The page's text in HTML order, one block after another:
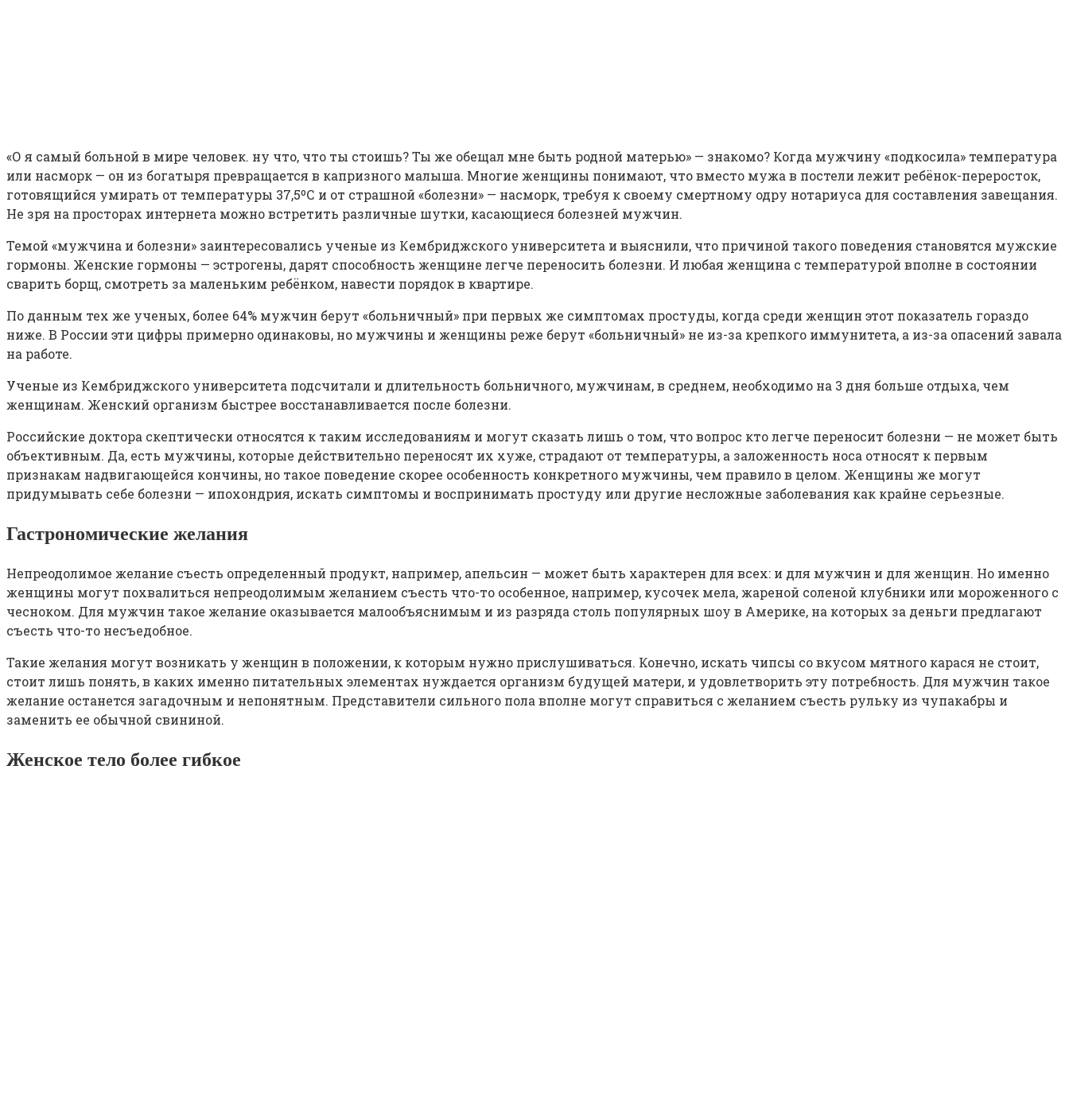
«О я самый больной в мире человек. ну что, что ты стоишь? Ты же обещал мне быть родной матерью» — знакомо? Когда мужчину «подкосила» температура
или насморк — он из богатыря превращается в капризного малыша. Многие женщины понимают, что вместо мужа в постели лежит ребёнок-переросток,
готовящийся умирать от температуры 37,5ºС и от страшной «болезни» — насморк, требуя к своему смертному одру нотариуса для составления завещания.
Не зря на просторах интернета можно встретить различные шутки, касающиеся болезней мужчин.
Темой «мужчина и болезни» заинтересовались ученые из Кембриджского университета и выяснили, что причиной такого поведения становятся мужские
гормоны. Женские гормоны — эстрогены, дарят способность женщине легче переносить болезни. И любая женщина с температурой вполне в состоянии
сварить борщ, смотреть за маленьким ребёнком, навести порядок в квартире.
По данным тех же ученых, более 64% мужчин берут «больничный» при первых же симптомах простуды, когда среди женщин этот показатель гораздо
ниже. В России эти цифры примерно одинаковы, но мужчины и женщины реже берут «больничный» не из-за крепкого иммунитета, а из-за опасений завала
на работе.
Ученые из Кембриджского университета подсчитали и длительность больничного, мужчинам, в среднем, необходимо на 3 дня больше отдыха, чем
женщинам. Женский организм быстрее восстанавливается после болезни.
Российские доктора скептически относятся к таким исследованиям и могут сказать лишь о том, что вопрос кто легче переносит болезни — не может быть
объективным. Да, есть мужчины, которые действительно переносят их хуже, страдают от температуры, а заложенность носа относят к первым
признакам надвигающейся кончины, но такое поведение скорее особенность конкретного мужчины, чем правило в целом. Женщины же могут
придумывать себе болезни — ипохондрия, искать симптомы и воспринимать простуду или другие несложные заболевания как крайне серьезные.
Гастрономические желания
Непреодолимое желание съесть определенный продукт, например, апельсин — может быть характерен для всех: и для мужчин и для женщин. Но именно
женщины могут похвалиться непреодолимым желанием съесть что-то особенное, например, кусочек мела, жареной соленой клубники или мороженного с
чесноком. Для мужчин такое желание оказывается малообъяснимым и из разряда столь популярных шоу в Америке, на которых за деньги предлагают
съесть что-то несъедобное.
Такие желания могут возникать у женщин в положении, к которым нужно прислушиваться. Конечно, искать чипсы со вкусом мятного карася не стоит,
стоит лишь понять, в каких именно питательных элементах нуждается организм будущей матери, и удовлетворить эту потребность. Для мужчин такое
желание останется загадочным и непонятным. Представители сильного пола вполне могут справиться с желанием съесть рульку из чупакабры и
заменить ее обычной свининой.
Женское тело более гибкое